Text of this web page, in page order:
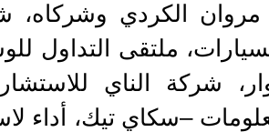
مروان الكردي وشركاه،
ملتقى التداول
شركة الناي
–سكاي تيك، أداء